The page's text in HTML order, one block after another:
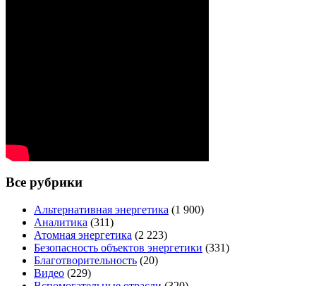
Все рубрики
Альтернативная энергетика (1 900)
Аналитика (311)
Атомная энергетика (2 223)
Безопасность объектов энергетики (331)
Благотворительность (20)
Видео (229)